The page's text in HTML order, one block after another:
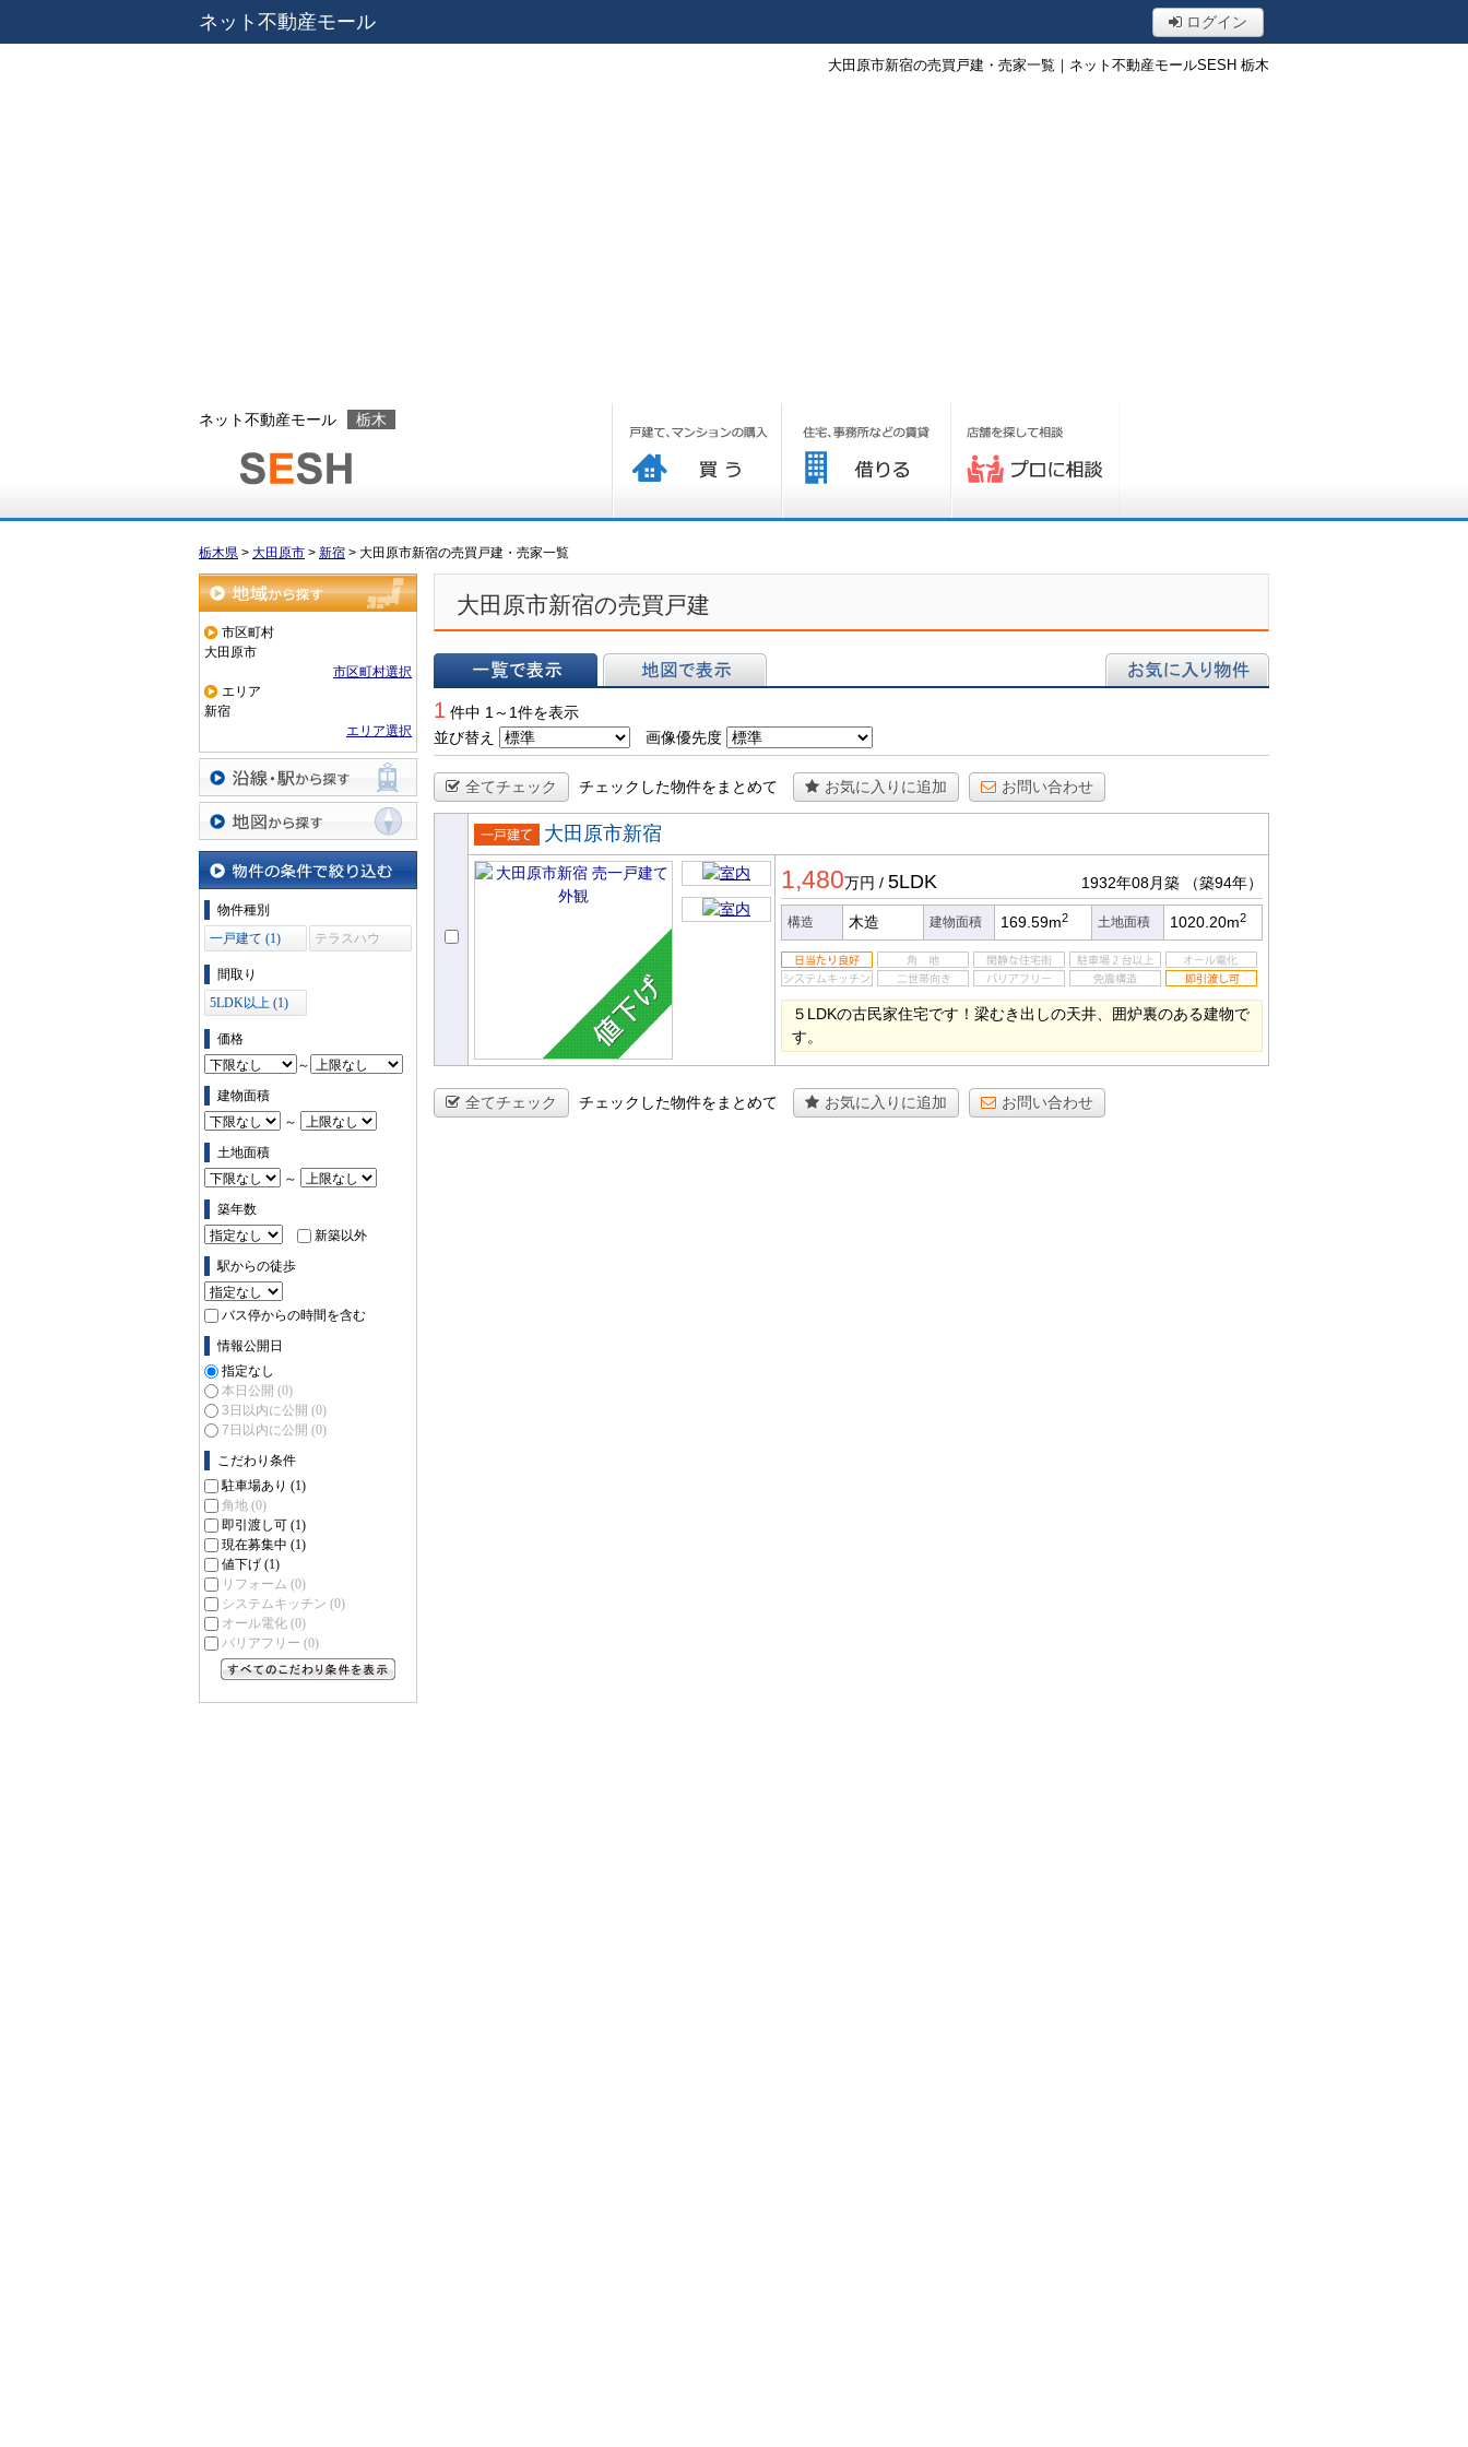
ネット不動産モール ログイン
大田原市新宿の売買戸建・売家一覧｜ネット不動産モールSESH 栃木
ネット不動産モール 栃木
栃木県 > 大田原市 > 新宿 > 大田原市新宿の売買戸建・売家一覧
地域から探す
市区町村
大田原市
市区町村選択
エリア
新宿
エリア選択
沿線・駅から探す
地図から探す
物件の条件で絞り込む
物件種別
一戸建て (1)
テラスハウ
間取り
5LDK以上 (1)
価格
～
建物面積
～
土地面積
～
築年数
新築以外
駅からの徒歩
バス停からの時間を含む
情報公開日
指定なし
本日公開 (0)
3日以内に公開 (0)
7日以内に公開 (0)
こだわり条件
駐車場あり (1)
角地 (0)
即引渡し可 (1)
現在募集中 (1)
値下げ (1)
リフォーム (0)
システムキッチン (0)
オール電化 (0)
バリアフリー (0)
大田原市新宿の売買戸建
1 件中 1～1件を表示
並び替え
画像優先度
全てチェック チェックした物件をまとめて お気に入りに追加 お問い合わせ
売一戸建
て
大田原市新宿
1,480万円 / 5LDK 1932年08月築 （築94年）
構造 木造 建物面積 169.59m2 土地面積 1020.20m2
５LDKの古民家住宅です！梁むき出しの天井、囲炉裏のある建物で
す。
全てチェック チェックした物件をまとめて お気に入りに追加 お問い合わせ